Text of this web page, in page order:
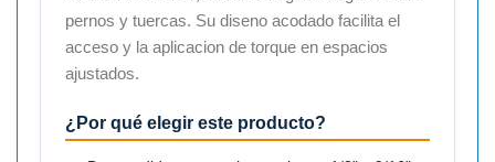
pernos y tuercas. Su diseno acodado facilita el
acceso y la aplicacion de torque en espacios
ajustados.
¿Por qué elegir este producto?